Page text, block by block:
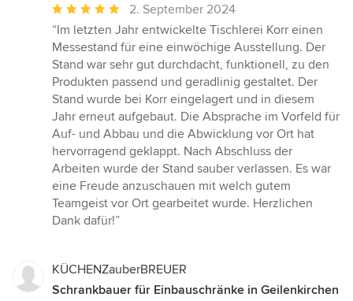
Durchschnittliche
Bewertung:
5
von
5
Sternen
2. September 2024
“Im letzten Jahr entwickelte Tischlerei Korr einen
Messestand für eine einwöchige Ausstellung. Der
Stand war sehr gut durchdacht, funktionell, zu den
Produkten passend und geradlinig gestaltet. Der
Stand wurde bei Korr eingelagert und in diesem
Jahr erneut aufgebaut. Die Absprache im Vorfeld für
Auf- und Abbau und die Abwicklung vor Ort hat
hervorragend geklappt. Nach Abschluss der
Arbeiten wurde der Stand sauber verlassen. Es war
eine Freude anzuschauen mit welch gutem
Teamgeist vor Ort gearbeitet wurde. Herzlichen
Dank dafür!”
KÜCHENZauberBREUER
Schrankbauer für Einbauschränke in Geilenkirchen